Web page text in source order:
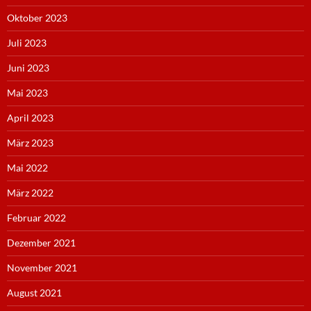
Oktober 2023
Juli 2023
Juni 2023
Mai 2023
April 2023
März 2023
Mai 2022
März 2022
Februar 2022
Dezember 2021
November 2021
August 2021